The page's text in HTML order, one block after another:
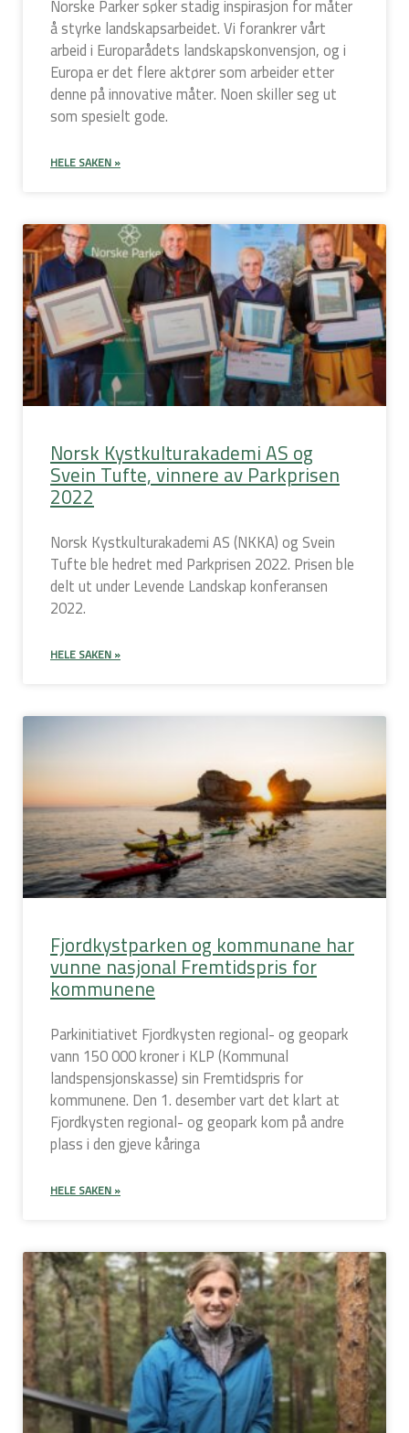
Norske Parker søker stadig inspirasjon for måter
å styrke landskapsarbeidet. Vi forankrer vårt
arbeid i Europarådets landskapskonvensjon, og i
Europa er det flere aktører som arbeider etter
denne på innovative måter. Noen skiller seg ut
som spesielt gode.
HELE SAKEN »
Norsk Kystkulturakademi AS og
Svein Tufte, vinnere av Parkprisen
2022
Norsk Kystkulturakademi AS (NKKA) og Svein
Tufte ble hedret med Parkprisen 2022. Prisen ble
delt ut under Levende Landskap konferansen
2022.
HELE SAKEN »
Fjordkystparken og kommunane har
vunne nasjonal Fremtidspris for
kommunene
Parkinitiativet Fjordkysten regional- og geopark
vann 150 000 kroner i KLP (Kommunal
landspensjonskasse) sin Fremtidspris for
kommunene. Den 1. desember vart det klart at
Fjordkysten regional- og geopark kom på andre
plass i den gjeve kåringa
HELE SAKEN »